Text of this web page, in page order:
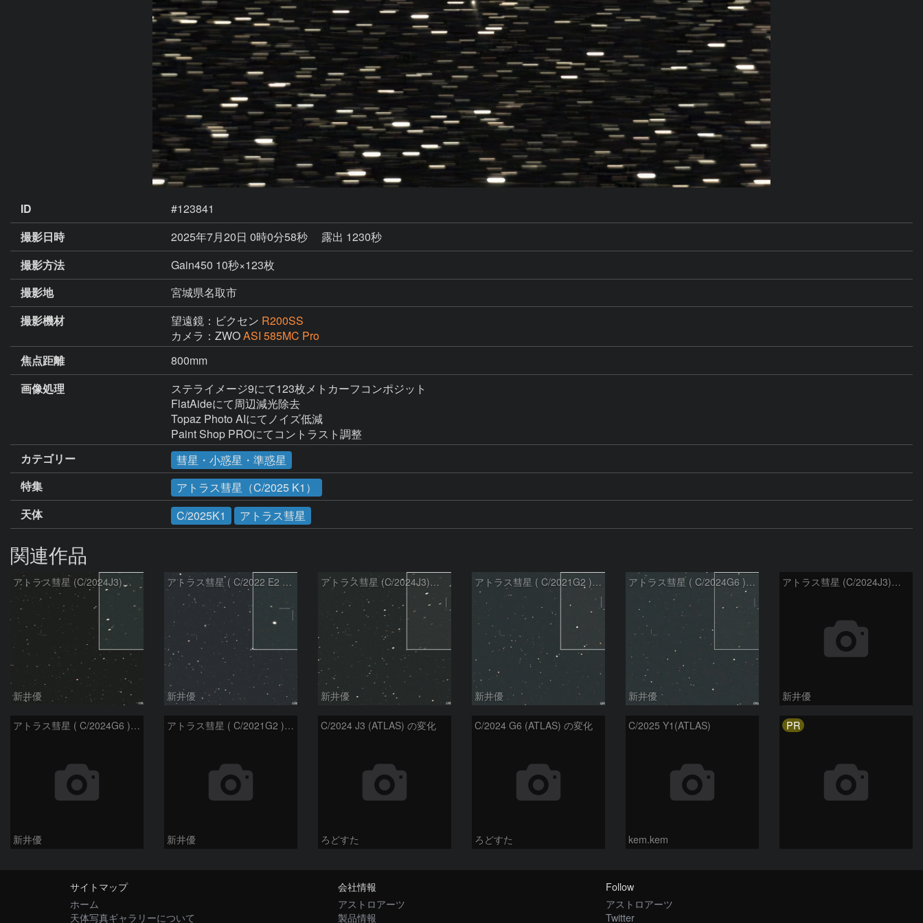
ID
#123841
撮影日時
2025年7月20日 0時0分58秒
露出 1230秒
撮影方法
Gain450 10秒×123枚
撮影地
宮城県名取市
撮影機材
望遠鏡：ビクセン R200SS
カメラ：ZWOASI 585MC Pro
焦点距離
800mm
画像処理
ステライメージ9にて123枚メトカーフコンポジット
FlatAideにて周辺減光除去
Topaz Photo AIにてノイズ低減
Paint Shop PROにてコントラスト調整
カテゴリー
彗星・小惑星・準惑星
特集
アトラス彗星（C/2025 K1）
天体
C/2025K1 アトラス彗星
関連作品
アトラス彗星 (C/2024J3)：2026/08/05
新井優
アトラス彗星 ( C/2022 E2 )：2026/07/27
新井優
アトラス彗星 (C/2024J3)：2026/07/26
新井優
アトラス彗星 ( C/2021G2 )：2026/07/09
新井優
アトラス彗星 ( C/2024G6 )：2026/07/09
新井優
アトラス彗星 (C/2024J3)：2026/07/09
新井優
アトラス彗星 ( C/2024G6 )：2026/07/08
新井優
アトラス彗星 ( C/2021G2 )：2026/07/08
新井優
C/2024 J3 (ATLAS) の変化
ろどすた
C/2024 G6 (ATLAS) の変化
ろどすた
C/2025 Y1(ATLAS)
kem.kem
PR
サイトマップ
ホーム
天体写真ギャラリーについて
会社情報
アストロアーツ
製品情報
Follow
アストロアーツ
Twitter